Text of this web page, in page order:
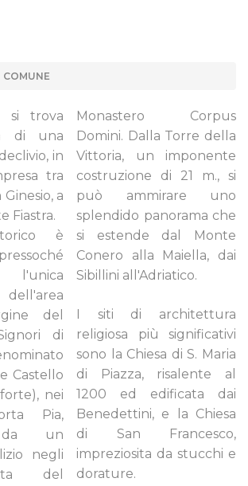
COMUNE
si trova
di una
in
tra
a
Fiastra.
è
l'unica
del
di
Castello
nei
Pia,
da un
negli
del
Monastero Corpus
Domini. Dalla Torre della
Vittoria, un imponente
costruzione di 21 m., si
può ammirare uno
splendido panorama che
si estende dal Monte
Conero alla Maiella, dai
Sibillini all'Adriatico.
I siti di architettura
religiosa più significativi
sono la Chiesa di S. Maria
di Piazza, risalente al
1200 ed edificata dai
Benedettini, e la Chiesa
di San Francesco,
impreziosita da stucchi e
dorature.